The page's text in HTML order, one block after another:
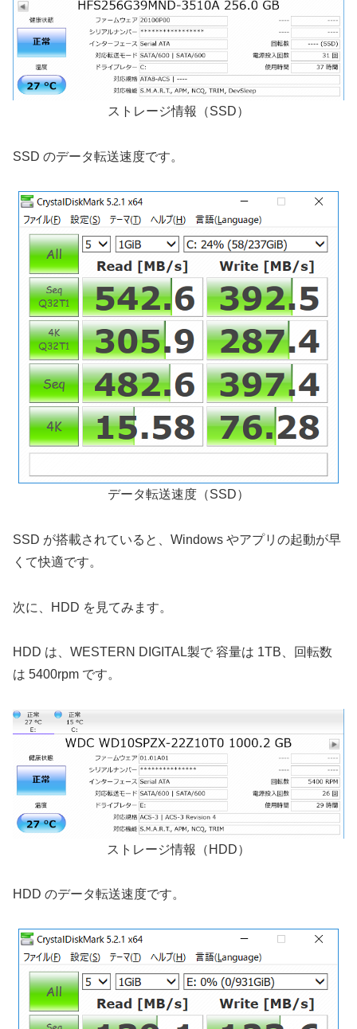
ストレージ情報（SSD）
SSD のデータ転送速度です。
データ転送速度（SSD）
SSD が搭載されていると、Windows やアプリの起動が早
くて快適です。
次に、HDD を見てみます。
HDD は、WESTERN DIGITAL製で 容量は 1TB、回転数
は 5400rpm です。
ストレージ情報（HDD）
HDD のデータ転送速度です。